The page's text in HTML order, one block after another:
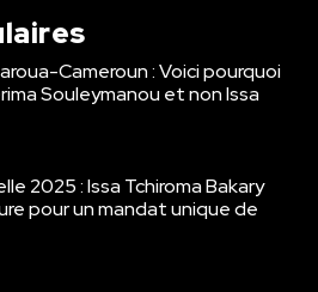
Cameroun : Voici pourquoi
Souleymanou et non Issa
2025 : Issa Tchiroma Bakary
pour un mandat unique de